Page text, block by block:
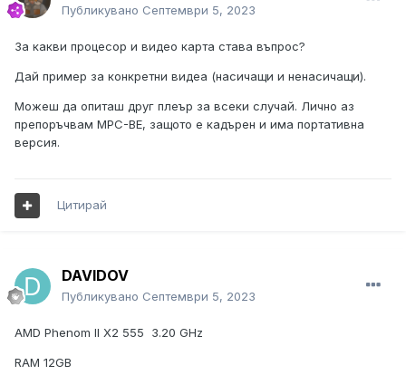
Публикувано Септември 5, 2023
За какви процесор и видео карта става въпрос?
Дай пример за конкретни видеа (насичащи и ненасичащи).
Можеш да опиташ друг плеър за всеки случай. Лично аз
препоръчвам MPC-BE, защото е кадърен и има портативна
версия.
Цитирай
DAVIDOV
Публикувано Септември 5, 2023
AMD Phenom II X2 555 3.20 GHz
RAM 12GB